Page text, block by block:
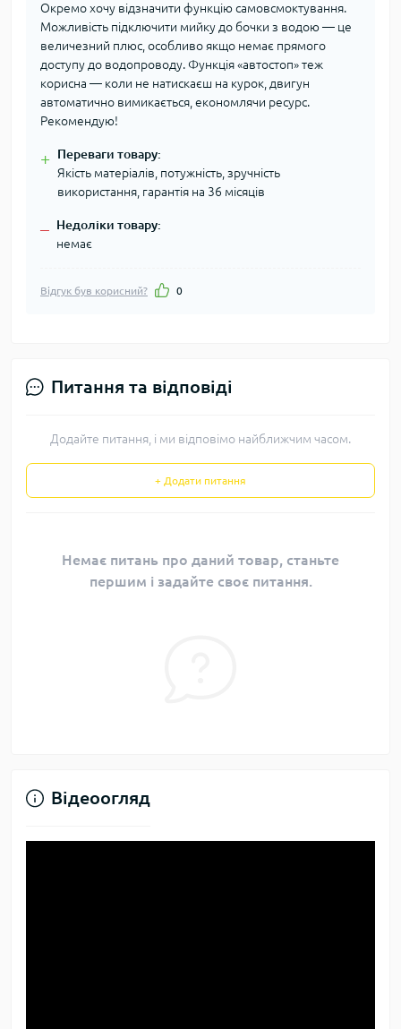
Окремо хочу відзначити функцію самовсмоктування.
Можливість підключити мийку до бочки з водою — це
величезний плюс, особливо якщо немає прямого
доступу до водопроводу. Функція «автостоп» теж
корисна — коли не натискаєш на курок, двигун
автоматично вимикається, економлячи ресурс.
Рекомендую!
+ Переваги товару:
Якість матеріалів, потужність, зручність
використання, гарантія на 36 місяців
– Недоліки товару:
немає
Відгук був корисний? 0
Питання та відповіді
Додайте питання, і ми відповімо найближчим часом.
+ Додати питання
Немає питань про даний товар, станьте
першим і задайте своє питання.
Відеоогляд